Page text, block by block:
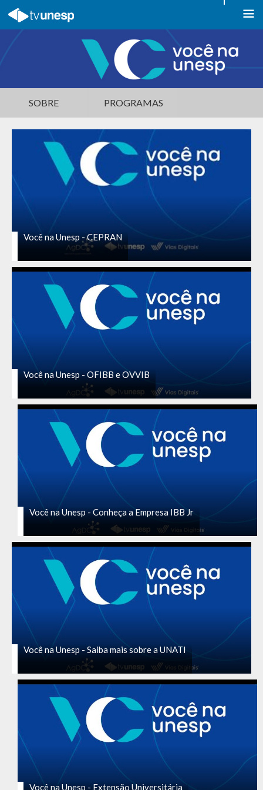
SOBRE PROGRAMAS
Você na Unesp - CEPRAN
Você na Unesp - OFIBB e OVVIB
Você na Unesp - Conheça a Empresa IBB Jr
Você na Unesp - Saiba mais sobre a UNATI
Você na Unesp - Extensão Universitária